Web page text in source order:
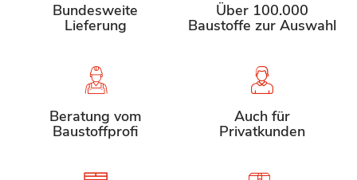
Bundesweite
Lieferung
Über 100.000
Baustoffe zur Auswahl
Beratung vom
Baustoffprofi
Auch für
Privatkunden